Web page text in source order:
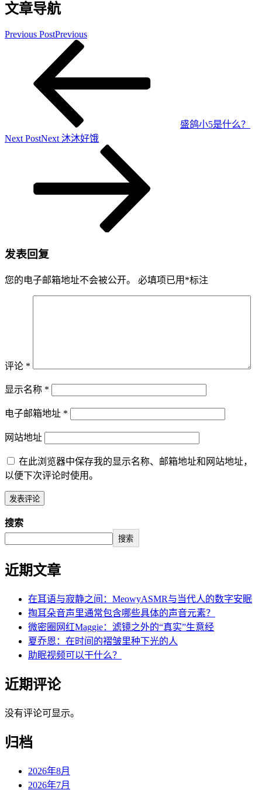
文章导航
Previous PostPrevious
盛鸽小5是什么？
Next PostNext 沐沐好饿
发表回复
您的电子邮箱地址不会被公开。 必填项已用 *标注
评论 *
显示名称 *
电子邮箱地址 *
网站地址
在此浏览器中保存我的显示名称、邮箱地址和网站地址，
以便下次评论时使用。
搜索
搜索
近期文章
在耳语与寂静之间：MeowyASMR与当代人的数字安眠
掏耳朵音声里通常包含哪些具体的声音元素？
微密圈网红Maggie：滤镜之外的“真实”生意经
夏乔恩：在时间的褶皱里种下光的人
助眠视频可以干什么？
近期评论
没有评论可显示。
归档
2026年8月
2026年7月